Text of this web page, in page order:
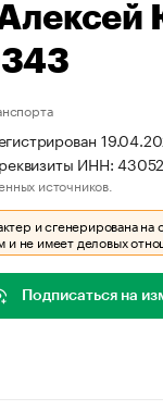
ИНН:
источников.
и сгенерирована на
и не имеет деловых
Подписаться на